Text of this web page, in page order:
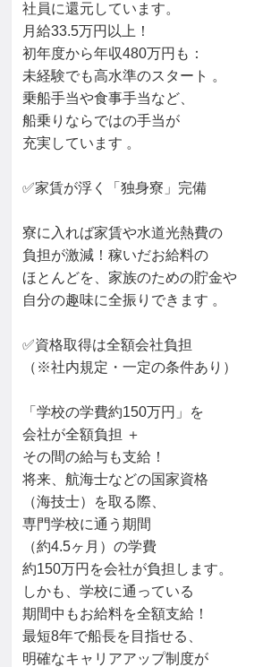
社員に還元しています。
月給33.5万円以上！
初年度から年収480万円も：
未経験でも高水準のスタート 。
乗船手当や食事手当など、
船乗りならではの手当が
充実しています 。
✅家賃が浮く「独身寮」完備
寮に入れば家賃や水道光熱費の
負担が激減！稼いだお給料の
ほとんどを、家族のための貯金や
自分の趣味に全振りできます 。
✅資格取得は全額会社負担
（※社内規定・一定の条件あり）
「学校の学費約150万円」を
会社が全額負担 ＋
その間の給与も支給！
将来、航海士などの国家資格
（海技士）を取る際、
専門学校に通う期間
（約4.5ヶ月）の学費
約150万円を会社が負担します。
しかも、学校に通っている
期間中もお給料を全額支給！
最短8年で船長を目指せる、
明確なキャリアアップ制度が